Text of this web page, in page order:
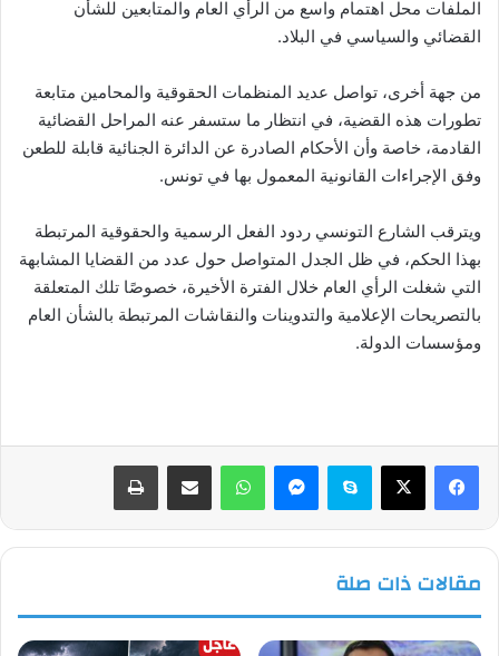
الملفات محل اهتمام واسع من الرأي العام والمتابعين للشأن
القضائي والسياسي في البلاد.
من جهة أخرى، تواصل عديد المنظمات الحقوقية والمحامين متابعة
تطورات هذه القضية، في انتظار ما ستسفر عنه المراحل القضائية
القادمة، خاصة وأن الأحكام الصادرة عن الدائرة الجنائية قابلة للطعن
وفق الإجراءات القانونية المعمول بها في تونس.
ويترقب الشارع التونسي ردود الفعل الرسمية والحقوقية المرتبطة
بهذا الحكم، في ظل الجدل المتواصل حول عدد من القضايا المشابهة
التي شغلت الرأي العام خلال الفترة الأخيرة، خصوصًا تلك المتعلقة
بالتصريحات الإعلامية والتدوينات والنقاشات المرتبطة بالشأن العام
ومؤسسات الدولة.
فيسبوك سكايب واتساب
مقالات ذات صلة